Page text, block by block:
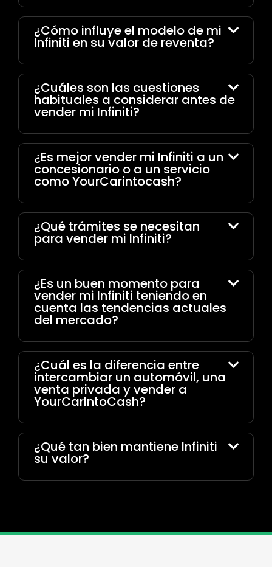
¿Cómo influye el modelo de mi
Infiniti en su valor de reventa?
¿Cuáles son las cuestiones
habituales a considerar antes de
vender mi Infiniti?
¿Es mejor vender mi Infiniti a un
concesionario o a un servicio
como YourCarintocash?
¿Qué trámites se necesitan
para vender mi Infiniti?
¿Es un buen momento para
vender mi Infiniti teniendo en
cuenta las tendencias actuales
del mercado?
¿Cuál es la diferencia entre
intercambiar un automóvil, una
venta privada y vender a
YourCarIntoCash?
¿Qué tan bien mantiene Infiniti
su valor?